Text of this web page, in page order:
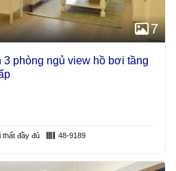
7
phòng ngủ view hồ bơi tầng
thất đầy đủ 48-9189